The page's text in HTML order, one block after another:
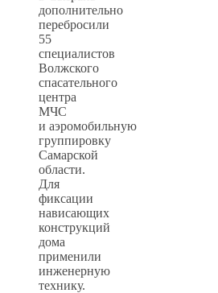
дополнительно
перебросили
55
специалистов
Волжского
спасательного
центра
МЧС
и аэромобильную
группировку
Самарской
области.
Для
фиксации
нависающих
конструкций
дома
применили
инженерную
технику.